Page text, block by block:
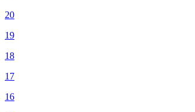
20
19
18
17
16